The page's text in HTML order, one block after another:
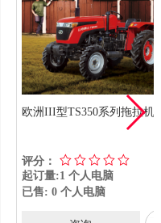
欧洲III型TS350系列拖拉机
评分：
起订量:1 个人电脑
已售: 0 个人电脑